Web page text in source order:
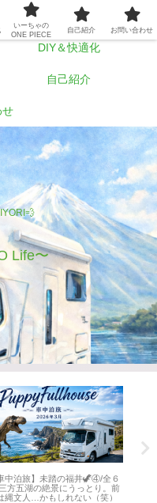
Life〜
旅行・車中泊
DIY＆快適化
自己紹介
せ
中泊旅】未踏の福井🦖④/全６
方五湖の絶景にうっとり。前
縄文人…かもしれない（笑）
いーちゃの
ONE PIECE
自己紹介 お問い合わせ